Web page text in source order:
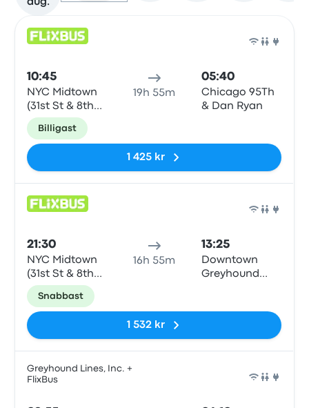
aug.
10:45
NYC Midtown
(31st St & 8th
Ave)
19h 55m
05:40
Chicago 95Th
& Dan Ryan
Billigast
1 425 kr
21:30
NYC Midtown
(31st St & 8th
Ave)
16h 55m
13:25
Downtown
Greyhound
Snabbast
1 532 kr
Greyhound Lines, Inc. +
FlixBus